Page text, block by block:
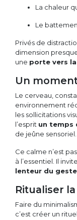
La chaleur
Le
Privés de
dimension
une porte vers
Un
Le cerveau,
environnement
les sollicitations
l’esprit un temps
de jeûne sensoriel.
Ce calme n’est
à l’essentiel. Il
lenteur du
Ritualiser
Faire du
c’est créer un